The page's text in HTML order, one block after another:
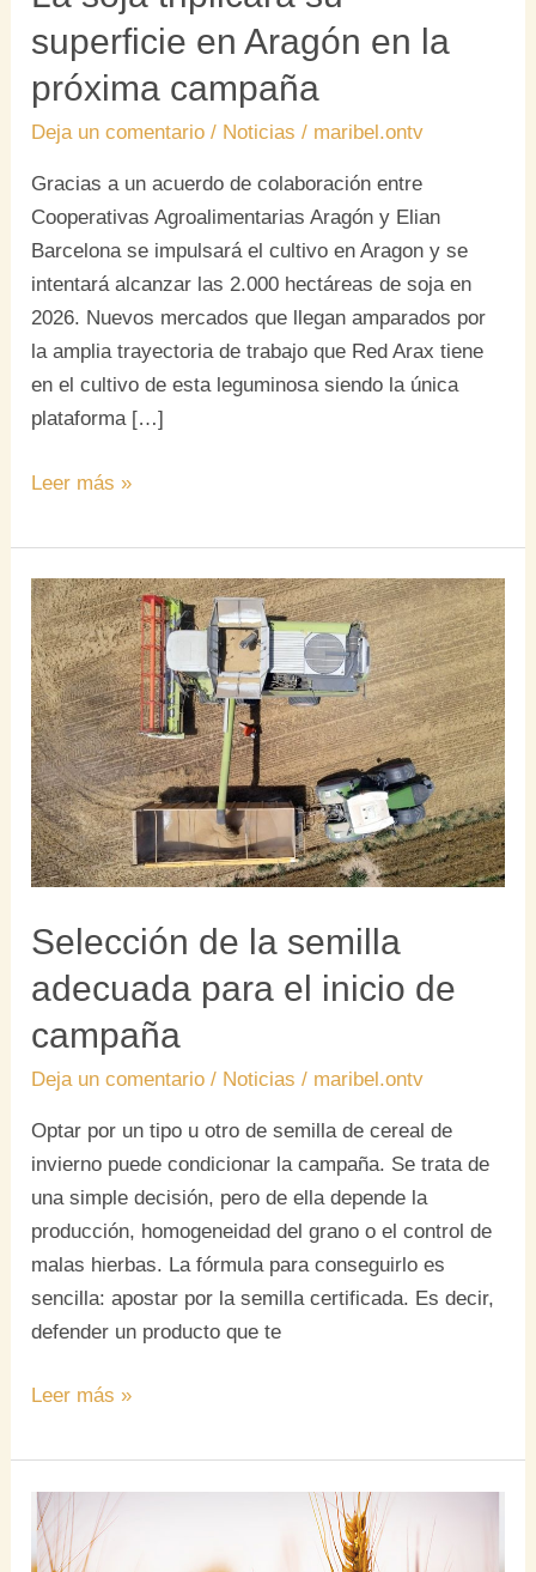
superficie en Aragón en la
próxima campaña
Deja un comentario / Noticias / maribel.ontv
Gracias a un acuerdo de colaboración entre
Cooperativas Agroalimentarias Aragón y Elian
Barcelona se impulsará el cultivo en Aragon y se
intentará alcanzar las 2.000 hectáreas de soja en
2026. Nuevos mercados que llegan amparados por
la amplia trayectoria de trabajo que Red Arax tiene
en el cultivo de esta leguminosa siendo la única
plataforma […]
Leer más »
Selección de la semilla
adecuada para el inicio de
campaña
Deja un comentario / Noticias / maribel.ontv
Optar por un tipo u otro de semilla de cereal de
invierno puede condicionar la campaña. Se trata de
una simple decisión, pero de ella depende la
producción, homogeneidad del grano o el control de
malas hierbas. La fórmula para conseguirlo es
sencilla: apostar por la semilla certificada. Es decir,
defender un producto que te
Selección
de
la
semilla
adecuada
para
el
inicio
de
Leer más »
El
cereal